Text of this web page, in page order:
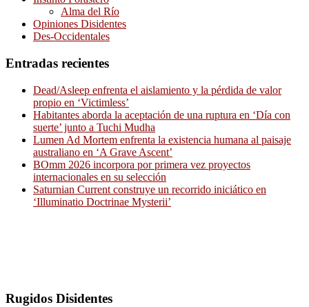
Alma del Río
Opiniones Disidentes
Des-Occidentales
Entradas recientes
Dead/Asleep enfrenta el aislamiento y la pérdida de valor
propio en ‘Victimless’
Habitantes aborda la aceptación de una ruptura en ‘Día con
suerte’ junto a Tuchi Mudha
Lumen Ad Mortem enfrenta la existencia humana al paisaje
australiano en ‘A Grave Ascent’
BOmm 2026 incorpora por primera vez proyectos
internacionales en su selección
Saturnian Current construye un recorrido iniciático en
‘Illuminatio Doctrinae Mysterii’
Rugidos Disidentes